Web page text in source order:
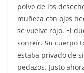
polvo de los
muñeca con ojos
se vuelve rojo. El
sonreír. Su cuerpo
estaba privado de
pedazos. Justo